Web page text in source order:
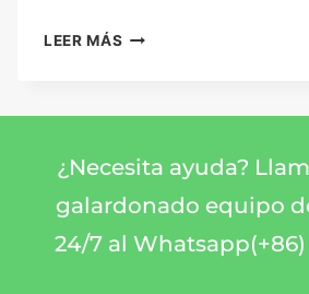
LEER MÁS
¿Necesita ayuda?
galardonado equipo
24/7 al Whatsapp(+86)